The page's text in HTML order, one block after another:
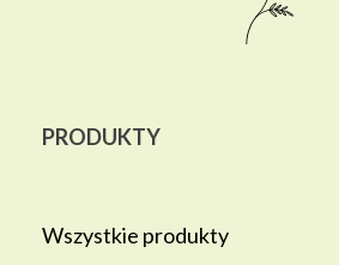
PRODUKTY
Wszystkie produkty